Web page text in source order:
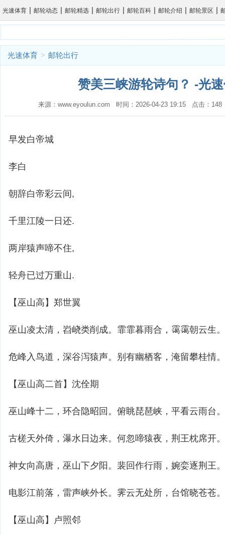
光速体育 | 邮轮动态 | 邮轮精选 | 邮轮出行 | 邮轮百科 | 邮轮介绍 | 邮轮景区 |
光速体育 > 邮轮出行
赞美三峡游轮诗句？ -光
来源：www.eyoulun.com 时间：2026-04-23 19:15 点击：
早发白帝城
李白
朝辞白帝彩云间,
千里江陵一日还.
两岸猿声啼不住,
轻舟已过万重山.
【巫山高】郑世翼
巫山凌太清，岧峣类削成。霏霏暮雨合，霭霭朝云生。
危峰入鸟道，深谷泻猿声。别有幽栖客，淹留攀桂情。
【巫山高二首】沈佺期
巫山峰十二，环合隐昭回。俯眺琵琶峡，平看云雨台。
古槎天外倚，瀑水日边来。何忽啼猿夜，荆王枕席开。
神女向高唐，巫山下夕阳。裴回作行雨，婉娈逐荆王。
电影江前落，雷声峡外长。霁云无处所，台馆晓苍苍。
【巫山高】卢照邻